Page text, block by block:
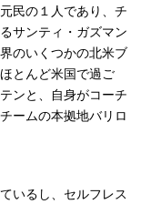
民の１人であり、チ
サンティ・ガズマン
のいくつかの北米ブ
とんど米国で過ご
ンと、自身がコーチ
ームの本拠地バリロ
いるし、セルフレス